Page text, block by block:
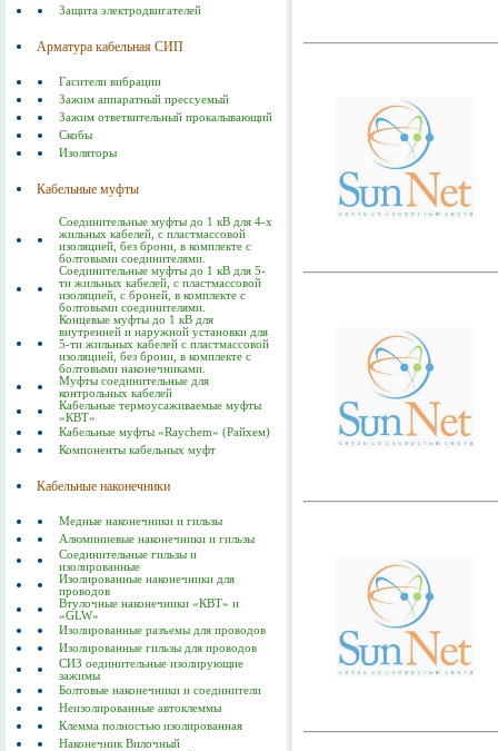
Защита электродвигателей
Арматура кабельная СИП
Гасители вибрации
Зажим аппаратный прессуемый
Зажим ответвительный прокалывающий
Скобы
Изоляторы
Кабельные муфты
Соединительные муфты до 1 кВ для 4-х
жильных кабелей, с пластмассовой
изоляцией, без брони, в комплекте с
болтовыми соединителями.
Соединительные муфты до 1 кВ для 5-
ти жильных кабелей, с пластмассовой
изоляцией, с броней, в комплекте с
болтовыми соединителями.
Концевые муфты до 1 кВ для
внутренней и наружной установки для
5-ти жильных кабелей с пластмассовой
изоляцией, без брони, в комплекте с
болтовыми наконечниками.
Муфты соединительные для
контрольных кабелей
Кабельные термоусаживаемые муфты
«КВТ»
Кабельные муфты «Raychem» (Райхем)
Компоненты кабельных муфт
Кабельные наконечники
Медные наконечники и гильзы
Алюминиевые наконечники и гильзы
Соединительные гильзы и
изолированные
Изолированные наконечники для
проводов
Втулочные наконечники «КВТ» и
«GLW»
Изолированные разъемы для проводов
Изолированные гильзы для проводов
СИЗ оединительные изолирующие
зажимы
Болтовые наконечники и соединители
Неизолированные автоклеммы
Клемма полностью изолированная
Наконечник Вилочный